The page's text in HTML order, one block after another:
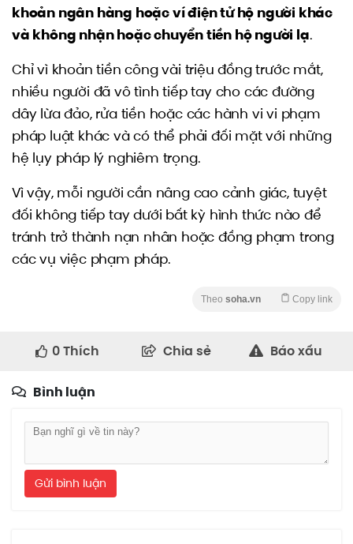
khoản ngân hàng hoặc ví điện tử hộ người khác
và không nhận hoặc chuyển tiền hộ người lạ.
Chỉ vì khoản tiền công vài triệu đồng trước mắt,
nhiều người đã vô tình tiếp tay cho các đường
dây lừa đảo, rửa tiền hoặc các hành vi vi phạm
pháp luật khác và có thể phải đối mặt với những
hệ lụy pháp lý nghiêm trọng.
Vì vậy, mỗi người cần nâng cao cảnh giác, tuyệt
đối không tiếp tay dưới bất kỳ hình thức nào để
tránh trở thành nạn nhân hoặc đồng phạm trong
các vụ việc phạm pháp.
Theo soha.vn Copy link
0Thích Chia sẻ Báo xấu
Bình luận
Gửi bình luận